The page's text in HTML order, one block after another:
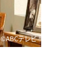
©️ABCテレビ